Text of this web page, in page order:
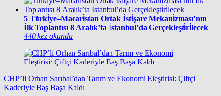
5 Türki̇ye–Macari̇stan Ortak İsti̇şare Mekani̇zması’nın
İlk Toplantısı 8 Aralık’ta İstanbul’da Gerçekleşti̇ri̇lecek
440 kez okundu
CHP’li Orhan Sarıbal’dan Tarım ve Ekonomi Eleştirisi: Çiftçi
Kaderiyle Baş Başa Kaldı